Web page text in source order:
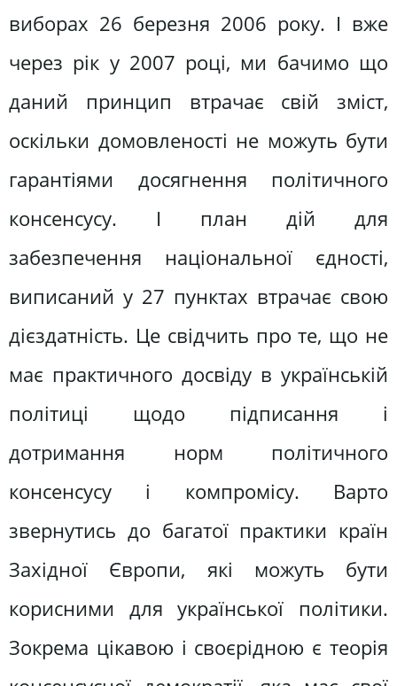
виборах 26 березня 2006 року. І вже
через рік у 2007 році, ми бачимо що
даний принцип втрачає свій зміст,
оскільки домовленості не можуть бути
гарантіями досягнення політичного
консенсусу. І план дій для
забезпечення національної єдності,
виписаний у 27 пунктах втрачає свою
дієздатність. Це свідчить про те, що не
має практичного досвіду в українській
політиці щодо підписання і
дотримання норм політичного
консенсусу і компромісу. Варто
звернутись до багатої практики країн
Західної Європи, які можуть бути
корисними для української політики.
Зокрема цікавою і своєрідною є теорія